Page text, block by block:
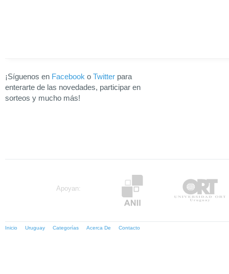
¡Síguenos en Facebook o Twitter para
enterarte de las novedades, participar en
sorteos y mucho más!
Apoyan:
Inicio Uruguay Categorías Acerca De Contacto